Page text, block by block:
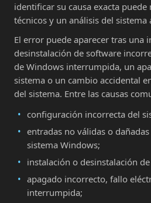
identificar su causa exacta
técnicos y un análisis del sistema
El error puede aparecer tras una
desinstalación de software
de Windows interrumpida, un
sistema o un cambio accidental
del sistema. Entre las causas
configuración incorrecta del
entradas no válidas o
sistema Windows;
instalación o desinstalación
apagado incorrecto, fallo
interrumpida;